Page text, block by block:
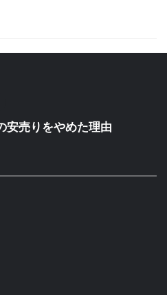
安売りをやめた理由